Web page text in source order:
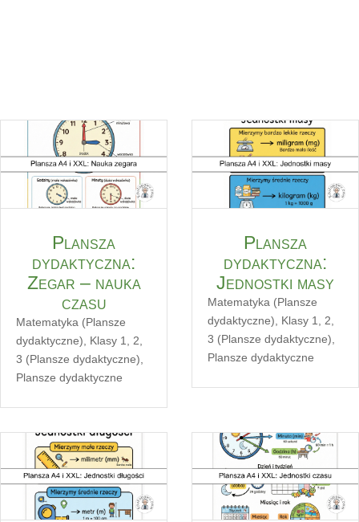
Plansza
dydaktyczna:
Zegar – nauka
czasu
Matematyka (Plansze
dydaktyczne)
Klasy 1, 2,
3 (Plansze dydaktyczne)
Plansze dydaktyczne
Plansza
dydaktyczna:
Jednostki masy
Matematyka (Plansze
dydaktyczne)
Klasy 1, 2,
3 (Plansze dydaktyczne)
Plansze dydaktyczne